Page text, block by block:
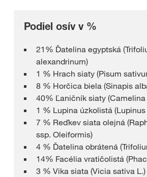
Podiel osív v %
21% Ďatelina egyptská
alexandrinum)
1 % Hrach siaty (Pisum
8 % Horčica biela (Sinapis
40% Ľaničník siaty (Camelina
1 % Lupina úzkolistá
7 % Reďkev siata olejná
ssp. Oleiformis)
4 % Ďatelina obrátená
14% Facélia vratičolistá
3 % Vika siata (Vicia sativa L.)